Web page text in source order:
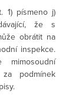
1) písmeno j)
že s
obrátit na
inspekce.
mimosoudní
podmínek